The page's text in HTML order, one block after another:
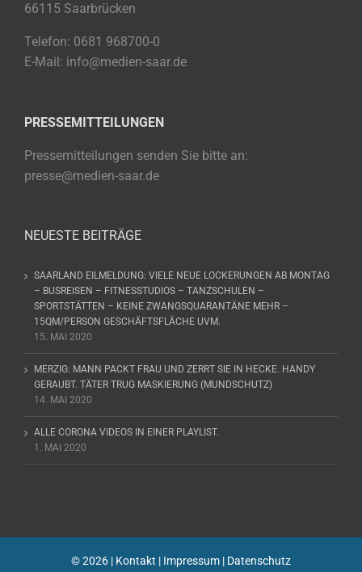
66115 Saarbrücken
Telefon: 0681 968700-0
E-Mail: info@medien-saar.de
PRESSEMITTEILUNGEN
Pressemitteilungen senden Sie bitte an:
presse@medien-saar.de
NEUESTE BEITRÄGE
SAARLAND EILMELDUNG: VIELE NEUE LOCKERUNGEN AB MONTAG
– BUSREISEN – FITNESSTUDIOS – TANZSCHULEN –
SPORTSTÄTTEN – KEINE ZWANGSQUARANTÄNE MEHR –
15QM/PERSON GESCHÄFTSFLÄCHE UVM.
15. MAI 2020
MERZIG: MANN PACKT FRAU UND ZERRT SIE IN HECKE. HANDY
GERAUBT. TÄTER TRUG MASKIERUNG (MUNDSCHUTZ)
14. MAI 2020
ALLE CORONA VIDEOS IN EINER PLAYLIST.
1. MAI 2020
©2026 | Kontakt | Impressum | Datenschutz